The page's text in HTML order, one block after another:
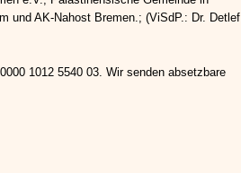
und AK-Nahost Bremen.; (ViSdP.: Dr. Detlef
1012 5540 03. Wir senden absetzbare